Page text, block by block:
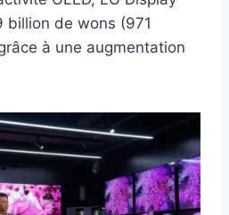
billion de wons (971
à une augmentation